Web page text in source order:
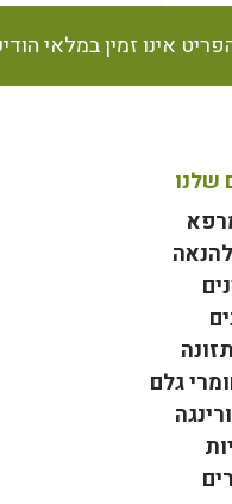
אינו זמין במלאי
שלנו
גלם